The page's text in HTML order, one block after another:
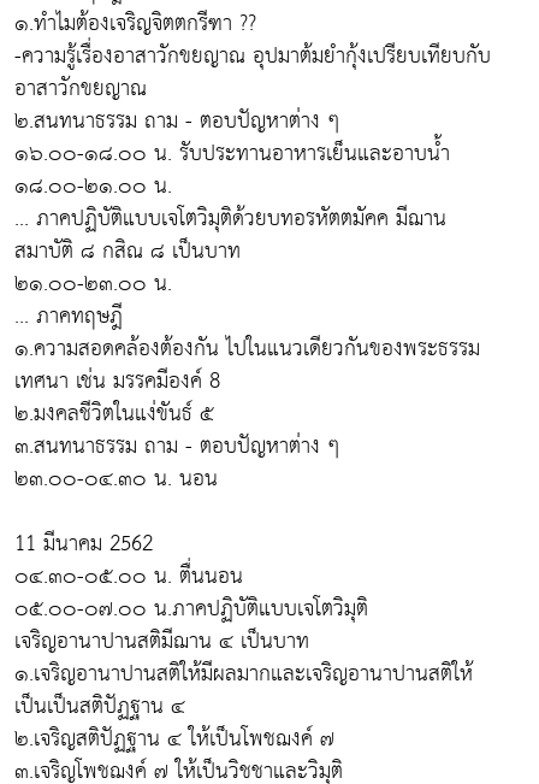
๑.ทำไมต้องเจริญจิตตกรีฑา ??
-ความรู้เรื่องอาสาวักขยญาณ อุปมาต้มยำกุ้งเปรียบเทียบกับ
อาสาวักขยญาณ
๒.สนทนาธรรม ถาม - ตอบปัญหาต่าง ๆ
๑๖.๐๐-๑๘.๐๐ น. รับประทานอาหารเย็นและอาบน้ำ
๑๘.๐๐-๒๑.๐๐ น.
... ภาคปฏิบัติแบบเจโตวิมุติด้วยบทอรหัตตมัคค มีฌาน
สมาบัติ ๘ กสิณ ๘ เป็นบาท
๒๑.๐๐-๒๓.๐๐ น.
... ภาคทฤษฎี
๑.ความสอดคล้องต้องกัน ไปในแนวเดียวกันของพระธรรม
เทศนา เช่น มรรคมีองค์ 8
๒.มงคลชีวิตในแง่ขันธ์ ๕
๓.สนทนาธรรม ถาม - ตอบปัญหาต่าง ๆ
๒๓.๐๐-๐๔.๓๐ น. นอน
11 มีนาคม 2562
๐๔.๓๐-๐๕.๐๐ น. ตื่นนอน
๐๕.๐๐-๐๗.๐๐ น.ภาคปฏิบัติแบบเจโตวิมุติ
เจริญอานาปานสติมีฌาน ๔ เป็นบาท
๑.เจริญอานาปานสติให้มีผลมากและเจริญอานาปานสติให้
เป็นเป็นสติปัฏฐาน ๔
๒.เจริญสติปัฏฐาน ๔ ให้เป็นโพชฌงค์ ๗
๓.เจริญโพชฌงค์ ๗ ให้เป็นวิชชาและวิมุติ